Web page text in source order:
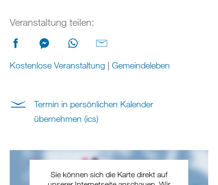
Veranstaltung teilen:
Kostenlose Veranstaltung | Gemeindeleben
Termin in persönlichen Kalender
übernehmen (ics)
Sie können sich die Karte direkt auf